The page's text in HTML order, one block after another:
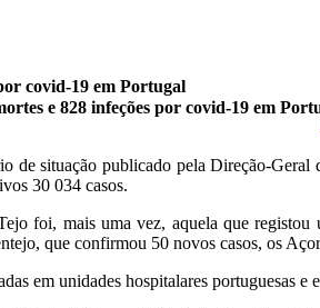
covid-19 em Portugal
e 828 infeções por covid-19 em
de situação publicado pela Direção-
30 034 casos.
foi, mais uma vez, aquela que
que confirmou 50 novos casos, os
em unidades hospitalares portuguesas